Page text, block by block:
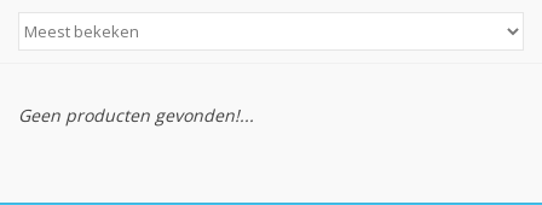
Nieuw
Prijs
Geen producten gevonden!...